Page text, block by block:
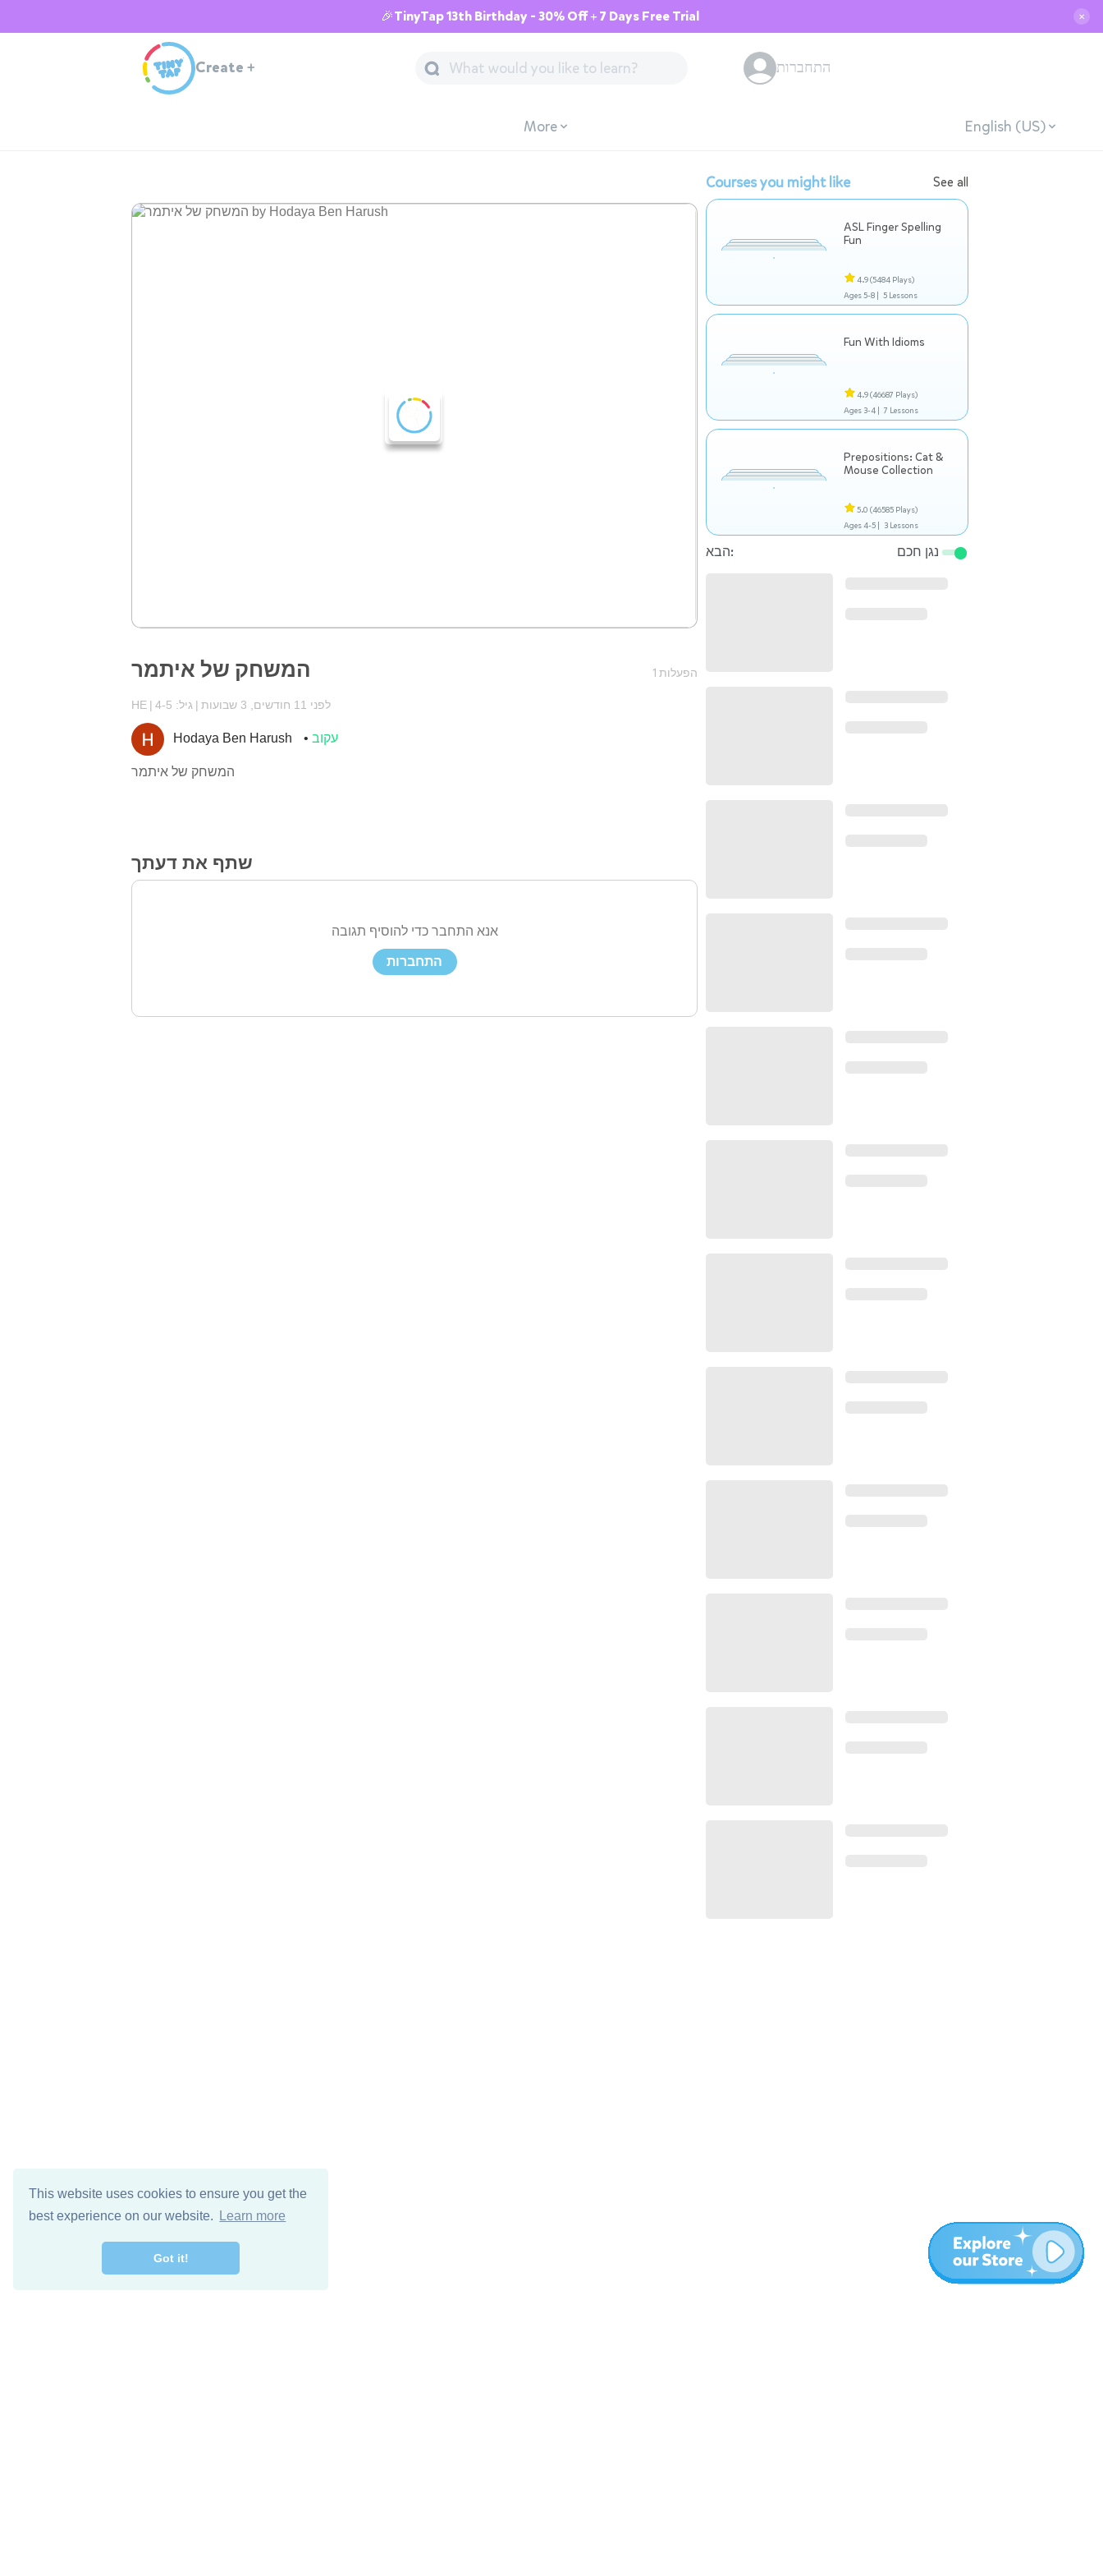
This website uses cookies to ensure you get the
best experience on our website.
Learn more
Got it!
🎉TinyTap 13th Birthday - 30% Off + 7 Days Free Trial ✕
Create + התחברות
More English (US)
המשחק של איתמר 1 הפעלות
HE גיל: 4-5 לפני 11 חודשים, 3 שבועות
Hodaya Ben Harush עקוב
המשחק של איתמר
שתף את דעתך
אנא התחבר כדי להוסיף תגובה
התחברות
Courses you might like See all
ASL Finger Spelling
Fun
4.9(5484 Plays)
Ages 5-8 | 5 Lessons
Fun With Idioms
4.9(46687 Plays)
Ages 3-4 | 7 Lessons
Prepositions: Cat &
Mouse Collection
5.0 (46585 Plays)
Ages 4-5 | 3 Lessons
הבא: